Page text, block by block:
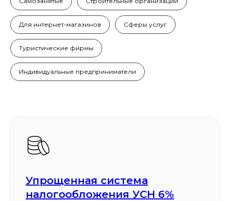
Для интернет-магазинов Сферы услуг
Туристические фирмы
Индивидуальные предприниматели
Упрощенная система
налогообложения УСН 6%